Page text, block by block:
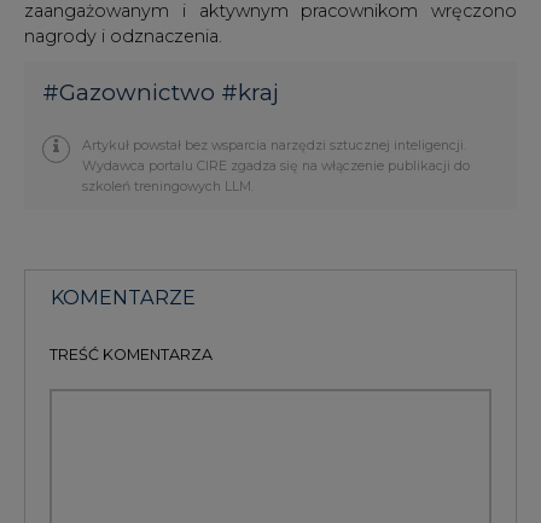
Artykuł powstał bez wsparcia narzędzi sztucznej inteligencji.
szkoleń treningowych LLM.
KOMENTARZE